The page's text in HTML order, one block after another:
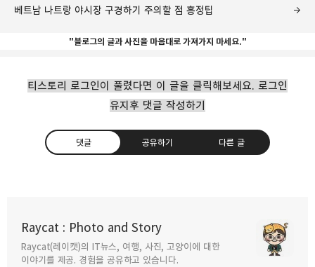
베트남 나트랑 야시장 구경하기 주의할 점 흥정팁
"블로그의 글과 사진을 마음대로 가져가지 마세요."
티스토리 로그인이 풀렸다면 이 글을 클릭해보세요. 로그인
유지후 댓글 작성하기
댓글 공유하기 다른 글
Raycat : Photo and Story
Raycat(레이캣)의 IT뉴스, 여행, 사진, 고양이에 대한
이야기를 제공. 경험을 공유하고 있습니다.
구독하기 카카오톡
(AN CAFE)
2019.06.13